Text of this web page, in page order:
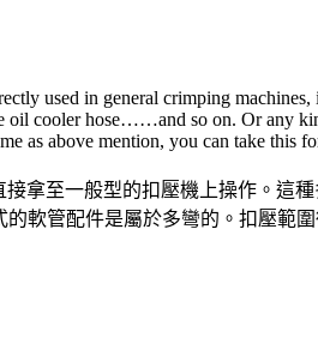
used in general crimping
cooler hose……and so on. Or any
as above mention, you can take this
拿至一般型的扣壓機上操作。這
軟管配件是屬於多彎的。扣壓範